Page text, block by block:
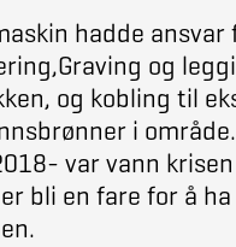
hadde ansvar
og
og kobling til
i område.
var vann
bli en fare for å